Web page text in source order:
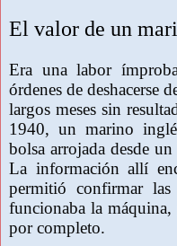
El valor de un
Era una labor
órdenes de deshacerse
largos meses sin
1940, un marino
bolsa arrojada desde
La información allí
permitió confirmar
funcionaba la máquina,
por completo.